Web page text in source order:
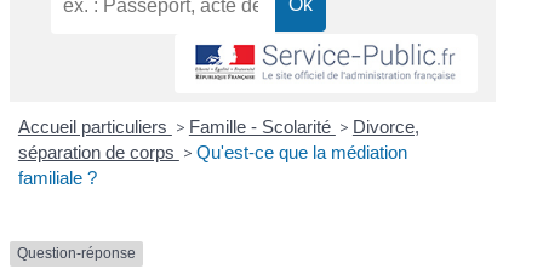
Accueil particuliers > Famille - Scolarité > Divorce,
séparation de corps > Qu'est-ce que la médiation
familiale ?
Question-réponse